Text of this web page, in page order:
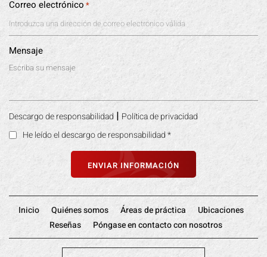
Correo electrónico *
Mensaje
Descargo de responsabilidad | Política de privacidad
He leído el descargo de responsabilidad*
Inicio Quiénes somos Áreas de práctica
Ubicaciones
Reseñas
Póngase en contacto con nosotros